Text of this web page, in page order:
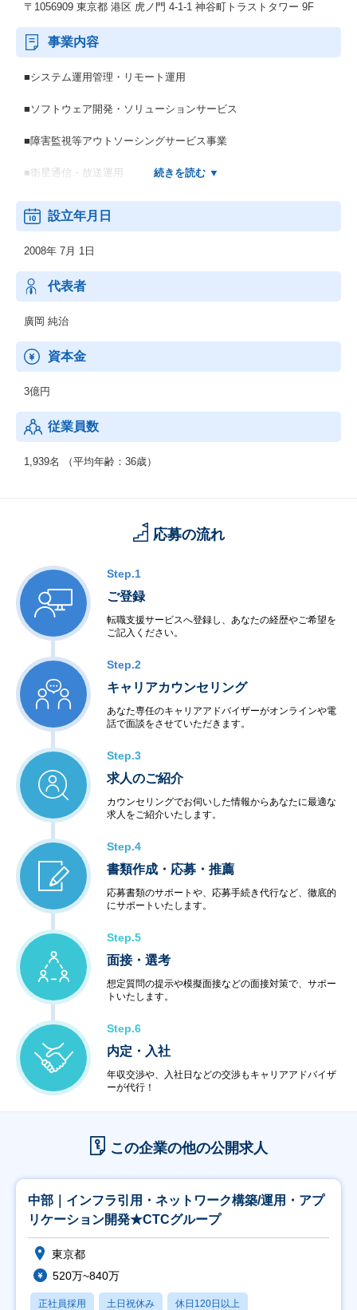
〒1056909 東京都 港区 虎ノ門 4-1-1 神谷町トラストタワー 9F
事業内容
■システム運用管理・リモート運用
■ソフトウェア開発・ソリューションサービス
■障害監視等アウトソーシングサービス事業
■衛星通信・放送運用
■システム運用設計・構築
設立年月日
2008年 7月 1日
代表者
廣岡 純治
資本金
3億円
従業員数
1,939名 （平均年齢：36歳）
応募の流れ
Step.1
ご登録
転職支援サービスへ登録し、あなたの経歴やご希望を
ご記入ください。
Step.2
キャリアカウンセリング
あなた専任のキャリアアドバイザーがオンラインや電
話で面談をさせていただきます。
Step.3
求人のご紹介
カウンセリングでお伺いした情報からあなたに最適な
求人をご紹介いたします。
Step.4
書類作成・応募・推薦
応募書類のサポートや、応募手続き代行など、徹底的
にサポートいたします。
Step.5
面接・選考
想定質問の提示や模擬面接などの面接対策で、サポー
トいたします。
Step.6
内定・入社
年収交渉や、入社日などの交渉もキャリアアドバイザ
ーが代行！
この企業の他の公開求人
中部｜インフラ引用・ネットワーク構築/運用・アプ
リケーション開発★CTCグループ
東京都
520万~840万
正社員採用 土日祝休み 休日120日以上